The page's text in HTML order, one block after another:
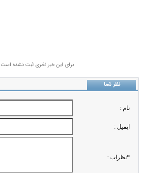
برای این خبر نظری ثبت نشده است
نظر شما
نام :
ايميل :
*نظرات :